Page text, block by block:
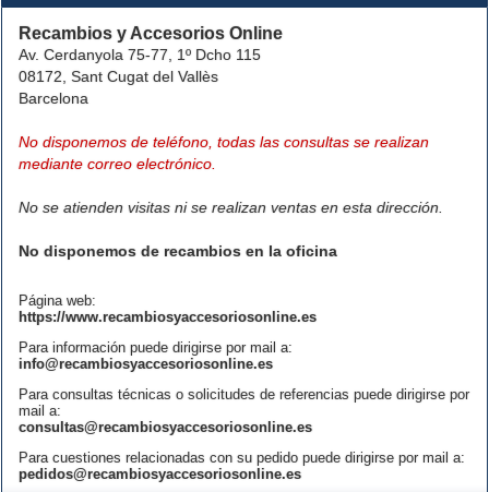
Recambios y Accesorios Online
Av. Cerdanyola 75-77, 1º Dcho 115
08172, Sant Cugat del Vallès
Barcelona
No disponemos de teléfono, todas las consultas se realizan
mediante correo electrónico.
No se atienden visitas ni se realizan ventas en esta dirección.
No disponemos de recambios en la oficina
Página web:
https://www.recambiosyaccesoriosonline.es
Para información puede dirigirse por mail a:
info@recambiosyaccesoriosonline.es
Para consultas técnicas o solicitudes de referencias puede dirigirse por
mail a:
consultas@recambiosyaccesoriosonline.es
Para cuestiones relacionadas con su pedido puede dirigirse por mail a:
pedidos@recambiosyaccesoriosonline.es